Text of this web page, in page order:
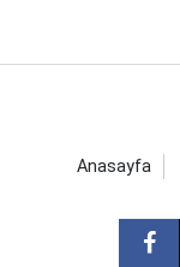
Anasayfa